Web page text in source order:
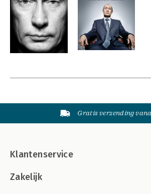
Gratis verzending
Klantenservice
Zakelijk